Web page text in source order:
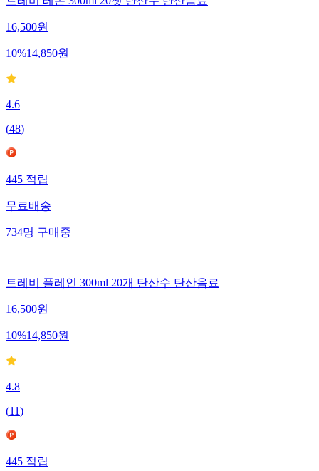
트레비 레몬 300ml 20펫 탄산수 탄산음료
16,500원
10%14,850원
4.6
(48)
445적립
무료배송
734명구매중
트레비 플레인 300ml 20개 탄산수 탄산음료
16,500원
10%14,850원
4.8
(11)
445적립